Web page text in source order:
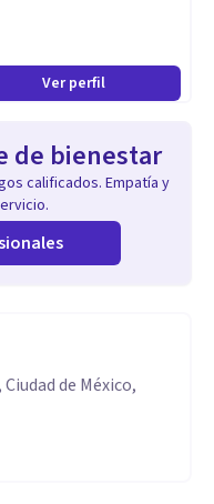
Ver perfil
de bienestar
calificados. Empatía y
de México,